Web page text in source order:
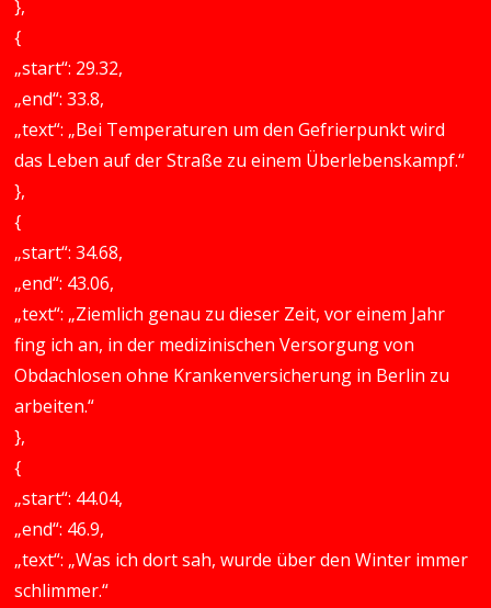
},
{
„start“: 29.32,
„end“: 33.8,
„text“: „Bei Temperaturen um den Gefrierpunkt wird
das Leben auf der Straße zu einem Überlebenskampf.“
},
{
„start“: 34.68,
„end“: 43.06,
„text“: „Ziemlich genau zu dieser Zeit, vor einem Jahr
fing ich an, in der medizinischen Versorgung von
Obdachlosen ohne Krankenversicherung in Berlin zu
arbeiten.“
},
{
„start“: 44.04,
„end“: 46.9,
„text“: „Was ich dort sah, wurde über den Winter immer
schlimmer.“